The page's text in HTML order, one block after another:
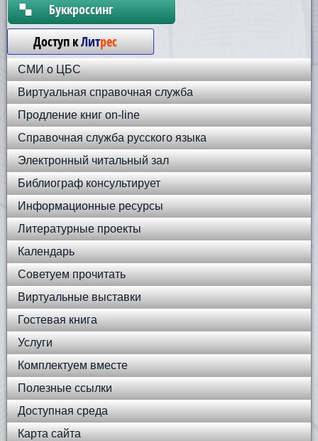
Бyккpoccинг
Доступ кЛитрес
СМИ о ЦБС
Виртуальная справочная служба
Продление книг on-line
Справочная служба русского языка
Электронный читальный зал
Библиограф консультирует
Информационные ресурсы
Литературные проекты
Календарь
Советуем прочитать
Виртуальные выставки
Гостевая книга
Услуги
Комплектуем вместе
Полезные ссылки
Доступная среда
Карта сайта